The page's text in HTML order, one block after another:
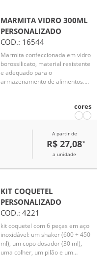
MARMITA VIDRO 300ML
PERSONALIZADO
COD.: 16544
Marmita confeccionada em vidro
borossilicato, material resistente
e adequado para o
armazenamento de alimentos.
que auxilia na vedação e na
conservação dos alimentos. Seu
torna o produto ideal para o
transporte de pequenas
refeições no dia a dia.
cores
A partir de
R$ 27,08*
a unidade
KIT COQUETEL
PERSONALIZADO
COD.: 4221
kit coquetel com 6 peças em aço
inoxidável: um shaker (600 + 450
ml), um copo dosador (30 ml),
uma colher, um pilão e um